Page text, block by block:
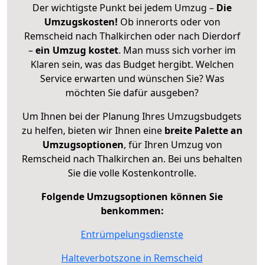
Der wichtigste Punkt bei jedem Umzug – Die
Umzugskosten! Ob innerorts oder von
Remscheid nach Thalkirchen oder nach Dierdorf
–ein Umzug kostet. Man muss sich vorher im
Klaren sein, was das Budget hergibt. Welchen
Service erwarten und wünschen Sie? Was
möchten Sie dafür ausgeben?
Um Ihnen bei der Planung Ihres Umzugsbudgets
zu helfen, bieten wir Ihnen eine breite Palette an
Umzugsoptionen, für Ihren Umzug von
Remscheid nach Thalkirchen an. Bei uns behalten
Sie die volle Kostenkontrolle.
Folgende Umzugsoptionen können Sie
benkommen:
Entrümpelungsdienste
Halteverbotszone in Remscheid